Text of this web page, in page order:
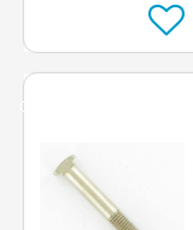
Op=Op